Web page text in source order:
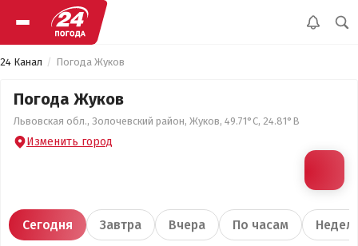
24 Канал Погода Жуков
Погода Жуков
Львовская обл., Золочевский район, Жуков, 49.71°С, 24.81°В
Изменить город
Сегодня Завтра Вчера По часам